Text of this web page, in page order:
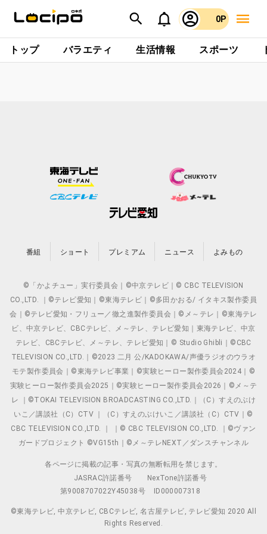
0P
トップ バラエティ 生活情報 スポーツ
番組 ショート プレミアム ニュース よみもの
©「かよチュー」実行委員会｜©中京テレビ｜© CBC TELEVISION
CO.,LTD. ｜©テレビ愛知｜©東海テレビ｜©多田かおる/ イタキス製作委員
会｜©テレビ愛知・フリュー／徹之進製作委員会｜©メ～テレ｜©東海テレ
ビ、中京テレビ、CBCテレビ、メ～テレ、テレビ愛知｜東海テレビ、中京
テレビ、CBCテレビ、メ～テレ、テレビ愛知｜© Studio Ghibli｜©CBC
TELEVISION CO.,LTD.｜©2023 二月 公/KADOKAWA/声優ラジオのウラオ
モテ製作委員会｜©東海テレビ事業｜©実験ヒーロー製作委員会2024｜©
実験ヒーロー製作委員会2025｜©実験ヒーロー製作委員会2026｜©メ～テ
レ ｜©TOKAI TELEVISION BROADCASTING CO.,LTD.｜（C）すえのぶけ
いこ／講談社（C）CTV ｜（C）すえのぶけいこ／講談社（C）CTV｜©
CBC TELEVISION CO.,LTD. ｜ ｜© CBC TELEVISION CO.,LTD. ｜©ヴァン
ガードプロジェクト ©VG15th｜©メ～テレNEXT／ダンスチャンネル
各ページに掲載の記事・写真の無断転用を禁じます。
JASRAC許諾番号
NexTone許諾番号
第9008707022Y45038号
ID000007318
©東海テレビ, 中京テレビ, CBCテレビ, 名古屋テレビ, テレビ愛知 2020 All
Rights Reserved.